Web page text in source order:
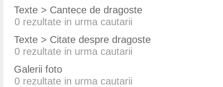
Texte > Cantece de dragoste
0 rezultate in urma cautarii
Texte > Citate despre dragoste
0 rezultate in urma cautarii
Galerii foto
0 rezultate in urma cautarii